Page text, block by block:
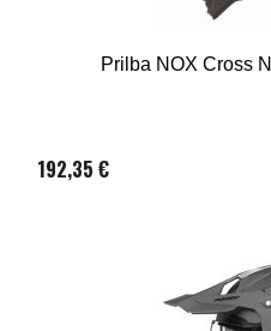
Prilba NOX Cross
192,35 €